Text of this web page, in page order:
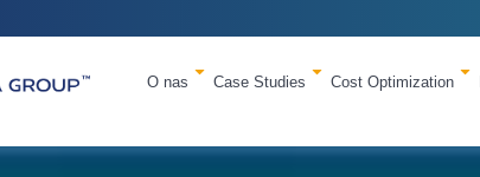
O nas Case Studies Cost Optimization